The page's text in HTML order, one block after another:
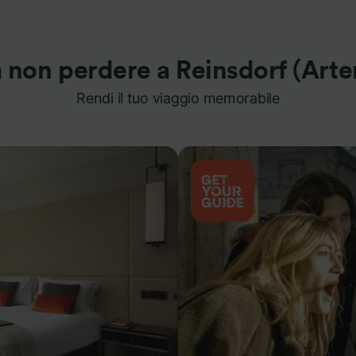
non perdere a Reinsdorf
Rendi il tuo viaggio memorabile